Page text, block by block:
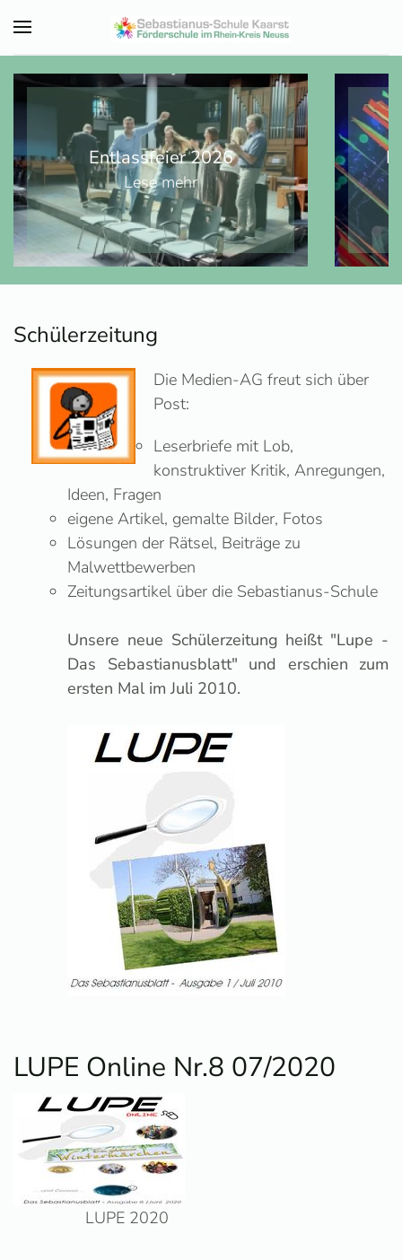
Zum Hauptinhalt springen
Entlassfeier 2026
Lese mehr
Schülerzeitung
Die Medien-AG freut sich über
Post:
Leserbriefe mit Lob,
konstruktiver Kritik, Anregungen,
Ideen, Fragen
eigene Artikel, gemalte Bilder, Fotos
Lösungen der Rätsel, Beiträge zu
Malwettbewerben
Zeitungsartikel über die Sebastianus-Schule
Unsere neue Schülerzeitung heißt "Lupe -
Das Sebastianusblatt" und erschien zum
ersten Mal im Juli 2010.
LUPE Online Nr.8 07/2020
LUPE 2020